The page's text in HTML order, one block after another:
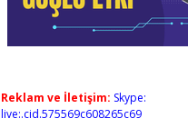
Reklam ve İletişim: Skype:
live:.cid.575569c608265c69